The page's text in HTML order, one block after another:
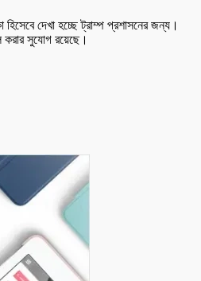
দেখা হচ্ছে ট্রাম্প প্রশাসনের জন্য।
সুযোগ রয়েছে।